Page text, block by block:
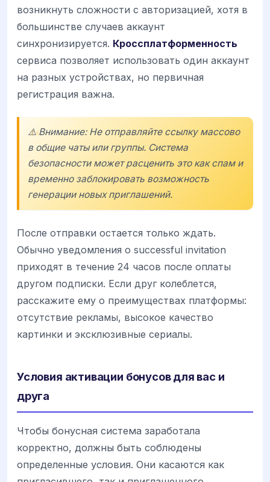
возникнуть сложности с авторизацией, хотя в
большинстве случаев аккаунт
синхронизируется. Кроссплатформенность
сервиса позволяет использовать один аккаунт
на разных устройствах, но первичная
регистрация важна.
⚠️ Внимание: Не отправляйте ссылку массово
в общие чаты или группы. Система
безопасности может расценить это как спам и
временно заблокировать возможность
генерации новых приглашений.
После отправки остается только ждать.
Обычно уведомления о successful invitation
приходят в течение 24 часов после оплаты
другом подписки. Если друг колеблется,
расскажите ему о преимуществах платформы:
отсутствие рекламы, высокое качество
картинки и эксклюзивные сериалы.
Условия активации бонусов для вас и
друга
Чтобы бонусная система заработала
корректно, должны быть соблюдены
определенные условия. Они касаются как